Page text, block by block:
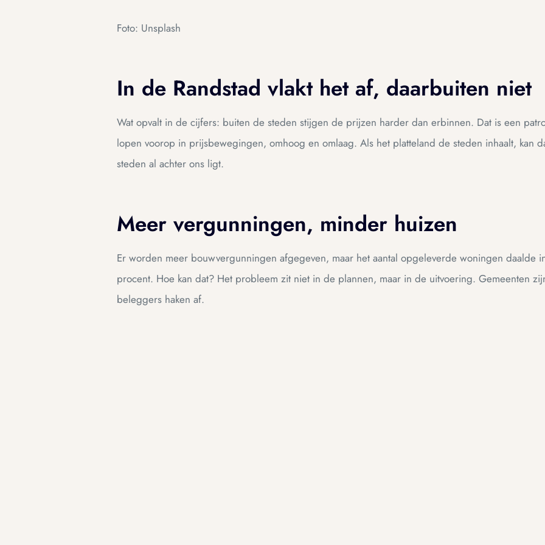
Foto: Unsplash
In de Randstad vlakt het af, daarbuiten niet
Wat opvalt in de cijfers: buiten de steden stijgen de prijzen harder dan erbinnen. Dat is een
lopen voorop in prijsbewegingen, omhoog en omlaag. Als het platteland de steden inhaalt, kan
steden al achter ons ligt.
Meer vergunningen, minder huizen
Er worden meer bouwvergunningen afgegeven, maar het aantal opgeleverde woningen daalde
procent. Hoe kan dat? Het probleem zit niet in de plannen, maar in de uitvoering. Gemeenten
beleggers haken af.